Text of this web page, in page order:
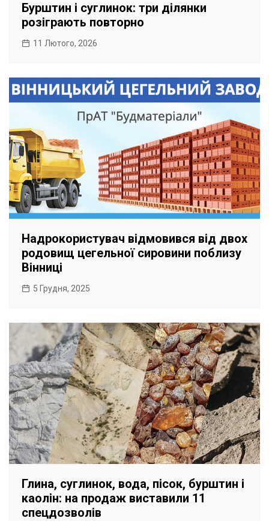
Бурштин і суглинок: три ділянки
розіграють повторно
11 Лютого, 2026
Надрокористувач відмовився від двох
родовищ цегельної сировини поблизу
Вінниці
5 Грудня, 2025
Глина, суглинок, вода, пісок, бурштин і
каолін: на продаж виставили 11
спецдозволів